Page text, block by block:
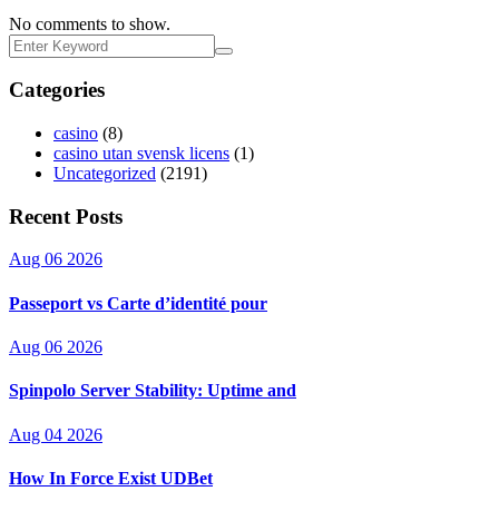
No comments to show.
Categories
casino (8)
casino utan svensk licens (1)
Uncategorized (2191)
Recent Posts
Aug 06 2026
Passeport vs Carte d’identité pour
Aug 06 2026
Spinpolo Server Stability: Uptime and
Aug 04 2026
How In Force Exist UDBet